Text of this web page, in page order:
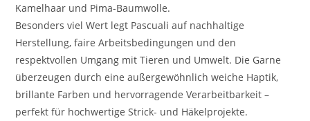
Kamelhaar und Pima-Baumwolle.
Besonders viel Wert legt Pascuali auf nachhaltige
Herstellung, faire Arbeitsbedingungen und den
respektvollen Umgang mit Tieren und Umwelt. Die Garne
überzeugen durch eine außergewöhnlich weiche Haptik,
brillante Farben und hervorragende Verarbeitbarkeit –
perfekt für hochwertige Strick- und Häkelprojekte.